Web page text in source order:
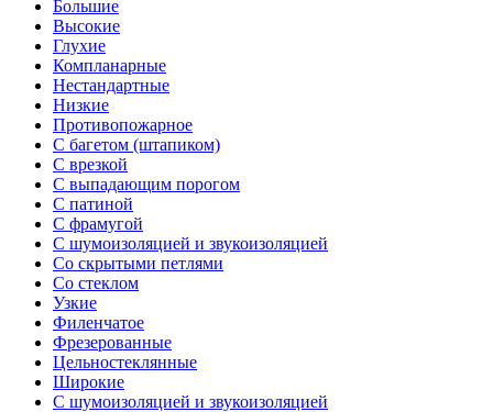
Большие
Высокие
Глухие
Компланарные
Нестандартные
Низкие
Противопожарное
С багетом (штапиком)
С врезкой
С выпадающим порогом
С патиной
С фрамугой
С шумоизоляцией и звукоизоляцией
Со скрытыми петлями
Со стеклом
Узкие
Филенчатое
Фрезерованные
Цельностеклянные
Широкие
С шумоизоляцией и звукоизоляцией